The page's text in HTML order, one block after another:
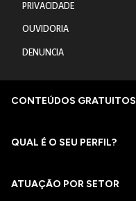
PRIVACIDADE
OUVIDORIA
DENUNCIA
CONTEÚDOS GRATUITOS
QUAL É O SEU PERFIL?
ATUAÇÃO POR SETOR